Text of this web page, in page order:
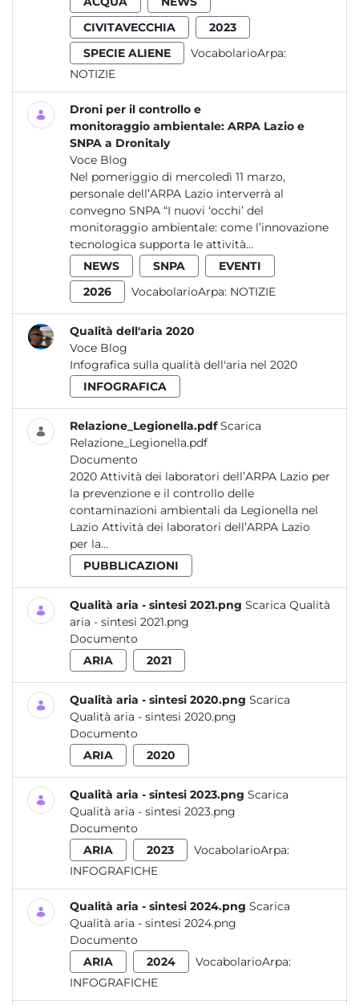
CIVITAVECCHIA
2023
SPECIE ALIENE
VocabolarioArpa:
NOTIZIE
Droni per il controllo e
monitoraggio ambientale: ARPA Lazio e
SNPA a Dronitaly
Voce Blog
Nel pomeriggio di mercoledì 11 marzo,
personale dell’ARPA Lazio interverrà al
convegno SNPA “I nuovi ‘occhi’ del
monitoraggio ambientale: come l’innovazione
tecnologica supporta le attività...
NEWS
SNPA
EVENTI
2026
VocabolarioArpa: NOTIZIE
Qualità dell'aria 2020
Voce Blog
Infografica sulla qualità dell'aria nel 2020
INFOGRAFICA
Relazione_Legionella.pdf Scarica
Relazione_Legionella.pdf
Documento
2020 Attività dei laboratori dell’ARPA Lazio per
la prevenzione e il controllo delle
contaminazioni ambientali da Legionella nel
Lazio Attività dei laboratori dell’ARPA Lazio
per la...
PUBBLICAZIONI
Qualità aria - sintesi 2021.png Scarica Qualità
aria - sintesi 2021.png
Documento
ARIA
2021
Qualità aria - sintesi 2020.png Scarica
Qualità aria - sintesi 2020.png
Documento
ARIA
2020
Qualità aria - sintesi 2023.png Scarica
Qualità aria - sintesi 2023.png
Documento
ARIA
2023
VocabolarioArpa:
INFOGRAFICHE
Qualità aria - sintesi 2024.png Scarica
Qualità aria - sintesi 2024.png
Documento
ARIA
2024
VocabolarioArpa:
INFOGRAFICHE